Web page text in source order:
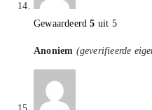
Gewaardeerd5 uit 5
Anoniem (geverifieerde